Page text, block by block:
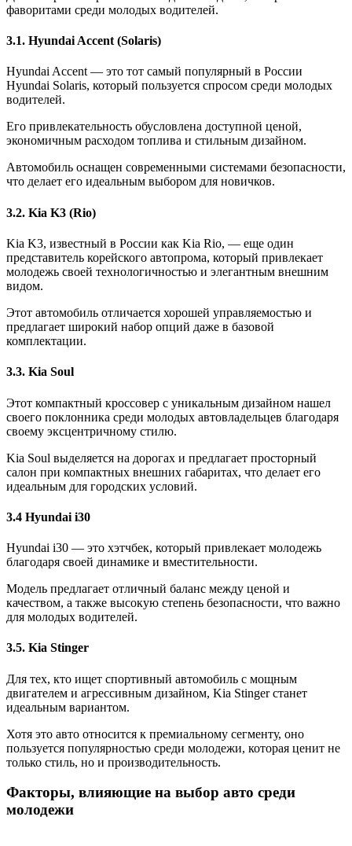
фаворитами среди молодых водителей.
3.1. Hyundai Accent (Solaris)
Hyundai Accent — это тот самый популярный в России
Hyundai Solaris, который пользуется спросом среди молодых
водителей.
Его привлекательность обусловлена доступной ценой,
экономичным расходом топлива и стильным дизайном.
Автомобиль оснащен современными системами безопасности,
что делает его идеальным выбором для новичков.
3.2. Kia K3 (Rio)
Kia K3, известный в России как Kia Rio, — еще один
представитель корейского автопрома, который привлекает
молодежь своей технологичностью и элегантным внешним
видом.
Этот автомобиль отличается хорошей управляемостью и
предлагает широкий набор опций даже в базовой
комплектации.
3.3. Kia Soul
Этот компактный кроссовер с уникальным дизайном нашел
своего поклонника среди молодых автовладельцев благодаря
своему эксцентричному стилю.
Kia Soul выделяется на дорогах и предлагает просторный
салон при компактных внешних габаритах, что делает его
идеальным для городских условий.
3.4 Hyundai i30
Hyundai i30 — это хэтчбек, который привлекает молодежь
благодаря своей динамике и вместительности.
Модель предлагает отличный баланс между ценой и
качеством, а также высокую степень безопасности, что важно
для молодых водителей.
3.5. Kia Stinger
Для тех, кто ищет спортивный автомобиль с мощным
двигателем и агрессивным дизайном, Kia Stinger станет
идеальным вариантом.
Хотя это авто относится к премиальному сегменту, оно
пользуется популярностью среди молодежи, которая ценит не
только стиль, но и производительность.
Факторы, влияющие на выбор авто среди
молодежи